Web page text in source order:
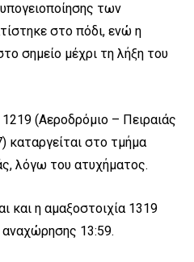
των
στο πόδι, ενώ η
σημείο μέχρι τη λήξη του
(Αεροδρόμιο – Πειραιάς
στο τμήμα
λόγω του ατυχήματος.
και η αμαξοστοιχία 1319
13:59.